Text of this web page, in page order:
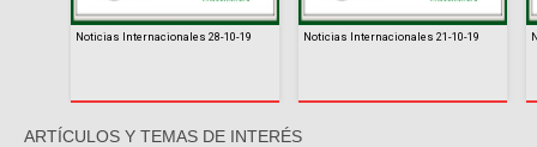
Noticias Internacionales 28-10-19 Noticias Internacionales 21-10-19
ARTÍCULOS Y TEMAS DE INTERÉS